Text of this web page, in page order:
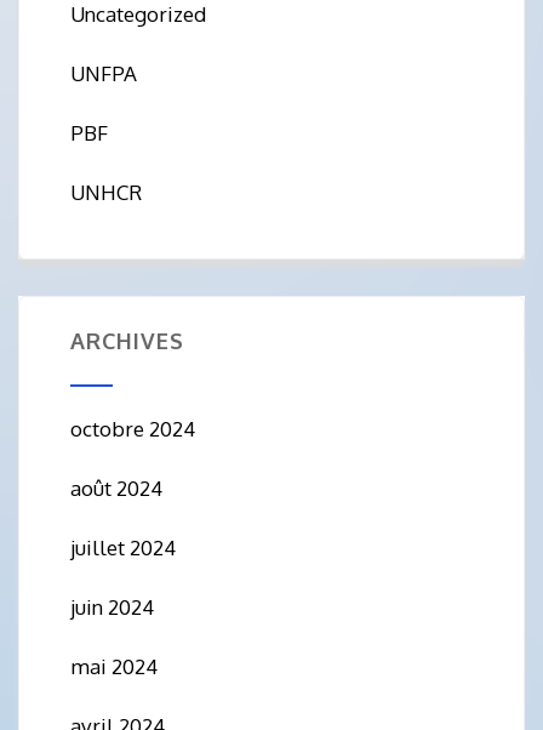
Uncategorized
UNFPA
PBF
UNHCR
ARCHIVES
octobre 2024
août 2024
juillet 2024
juin 2024
mai 2024